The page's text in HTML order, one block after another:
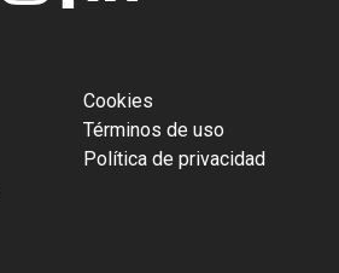
Cookies
Términos de uso
Política de privacidad